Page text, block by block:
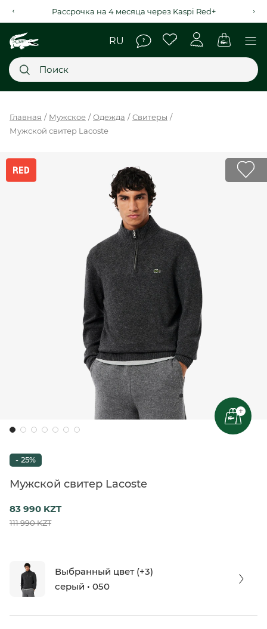
Рассрочка на 4 месяца через Kaspi Red+
НОВИНКИ
SALE
МЫ LACOSTE
Главная Мужское Одежда
Свитеры
Мужской свитер Lacoste
+
- 25%
Мужской свитер Lacoste
83 990 KZT
111 990 KZT
Выбранный цвет (+3)
серый • 050